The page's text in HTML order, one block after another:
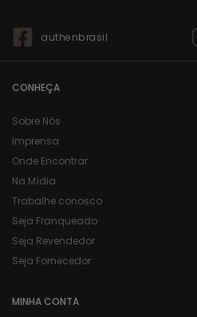
authenbrasil
CONHEÇA
Sobre Nós
Imprensa
Onde Encontrar
Na Mídia
Trabalhe conosco
Seja Franqueado
Seja Revendedor
Seja Fornecedor
MINHA CONTA